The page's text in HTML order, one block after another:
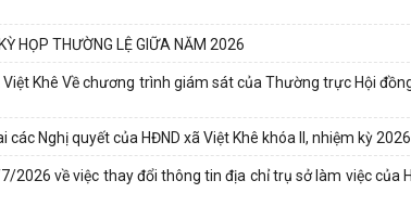
HỌP THƯỜNG LỆ GIỮA NĂM 2026
Khê Về chương trình giám sát của Thường trực Hội
Nghị quyết của HĐND xã Việt Khê khóa II, nhiệm kỳ
về việc thay đổi thông tin địa chỉ trụ sở làm việc của